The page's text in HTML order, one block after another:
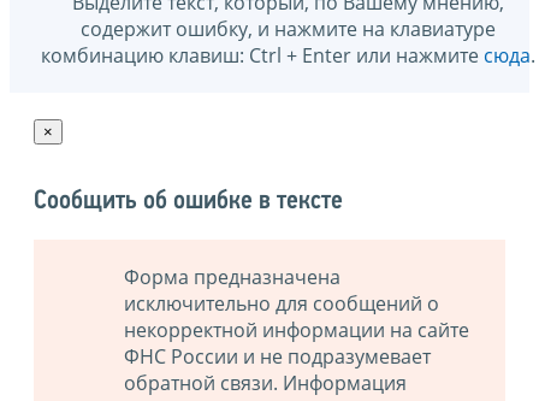
содержит ошибку, и нажмите на клавиатуре
комбинацию клавиш: Ctrl + Enter или нажмите сюда.
×
Сообщить об ошибке в тексте
Форма предназначена
исключительно для сообщений о
некорректной информации на сайте
ФНС России и не подразумевает
обратной связи. Информация